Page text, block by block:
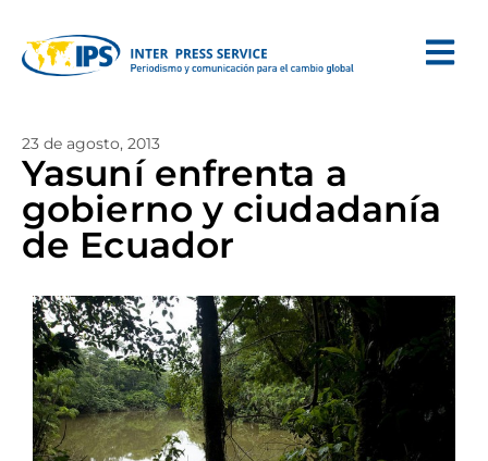
23 de agosto, 2013
Yasuní enfrenta a
gobierno y ciudadanía
de Ecuador